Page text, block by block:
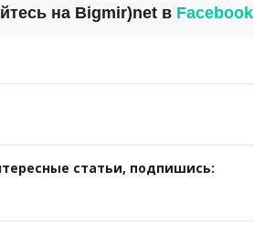
на Bigmir)net в Facebook
статьи, подпишись: